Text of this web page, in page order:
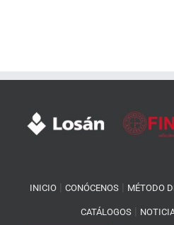
INICIO CONÓCENOS MÉTODO
CATÁLOGOS